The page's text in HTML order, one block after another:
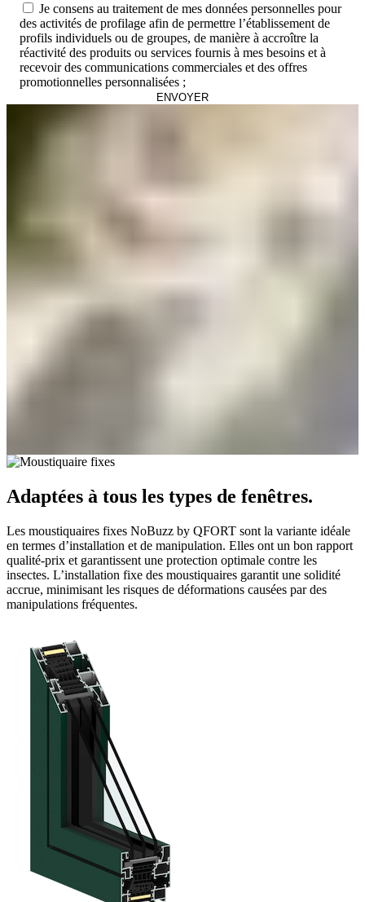
Je consens au traitement de mes données personnelles pour
des activités de profilage afin de permettre l’établissement de
profils individuels ou de groupes, de manière à accroître la
réactivité des produits ou services fournis à mes besoins et à
recevoir des communications commerciales et des offres
promotionnelles personnalisées ;
Adaptées à tous les types de fenêtres.
Les moustiquaires fixes NoBuzz by QFORT sont la variante idéale
en termes d’installation et de manipulation. Elles ont un bon rapport
qualité-prix et garantissent une protection optimale contre les
insectes. L’installation fixe des moustiquaires garantit une solidité
accrue, minimisant les risques de déformations causées par des
manipulations fréquentes.